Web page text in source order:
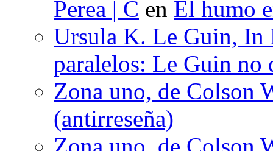
Perea | C en El humo
Ursula K. Le Guin, In
paralelos: Le Guin no
Zona uno, de Colson
(antirreseña)
Zona uno, de Colson